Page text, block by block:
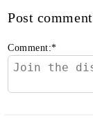
Post comment
Comment:*